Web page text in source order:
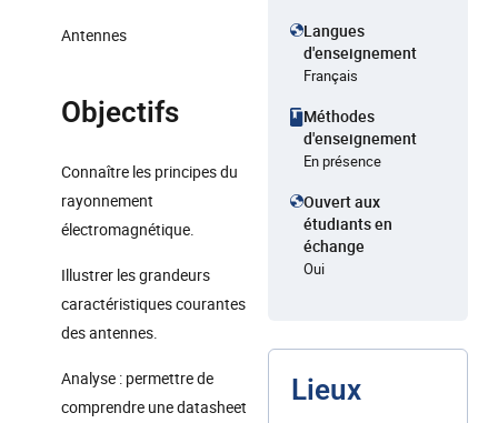
Antennes
Objectifs
Connaître les principes du
rayonnement
électromagnétique.
Illustrer les grandeurs
caractéristiques courantes
des antennes.
Analyse : permettre de
comprendre une datasheet
Langues
d'enseignement
Français
Méthodes
d'enseignement
En présence
Ouvert aux
étudiants en
échange
Oui
Lieux